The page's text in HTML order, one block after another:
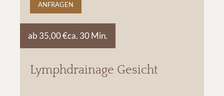
ANFRAGEN
Lymphdrainage Gesicht
ab 35,00 €ca. 30 Min.